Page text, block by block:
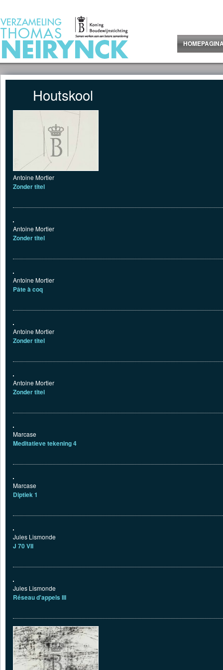
Houtskool
Antoine Mortier
Zonder titel
Antoine Mortier
Zonder titel
Antoine Mortier
Pâte à coq
Antoine Mortier
Zonder titel
Antoine Mortier
Zonder titel
Marcase
Meditatieve tekening 4
Marcase
Diptiek 1
Jules Lismonde
J 70 VII
Jules Lismonde
Réseau d'appels III